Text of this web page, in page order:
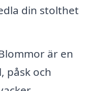
din stolthet
är en
påsk och